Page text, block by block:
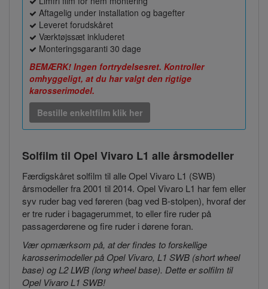
Aftagelig under installation og bagefter
Leveret forudskåret
Værktøjssæt inkluderet
Monteringsgaranti 30 dage
BEMÆRK! Ingen fortrydelsesret. Kontroller
omhyggeligt, at du har valgt den rigtige
karosserimodel.
Bestille enkeltfilm klik her
Solfilm til Opel Vivaro L1 alle årsmodeller
Færdigskåret solfilm til alle Opel Vivaro L1 (SWB)
årsmodeller fra 2001 til 2014. Opel Vivaro L1 har fem eller
syv ruder bag ved føreren (bag ved B-stolpen), hvoraf der
er tre ruder i bagagerummet, to eller fire ruder på
passagerdørene og fire ruder i dørene foran.
Vær opmærksom på, at der findes to forskellige
karosserimodeller på Opel Vivaro, L1 SWB (short wheel
base) og L2 LWB (long wheel base). Dette er solfilm til
Opel Vivaro L1 SWB!